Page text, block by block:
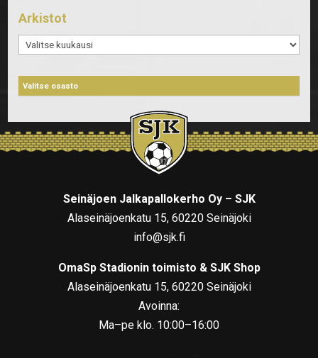
Arkistot
Arkistot
Seinäjoen Jalkapallokerho Oy – SJK
Alaseinäjoenkatu 15, 60220 Seinäjoki
info@sjk.fi
OmaSp Stadionin toimisto & SJK Shop
Alaseinäjoenkatu 15, 60220 Seinäjoki
Avoinna:
Ma–pe klo. 10:00–16:00